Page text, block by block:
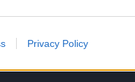
Privacy Policy